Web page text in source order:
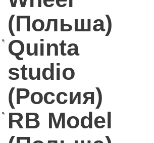
(Польша)
Quinta
studio
(Россия)
RB Model